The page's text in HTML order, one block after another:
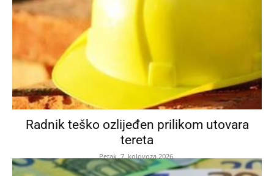
Radnik teško ozlijeđen prilikom utovara
tereta
Petak, 7. kolovoza 2026.